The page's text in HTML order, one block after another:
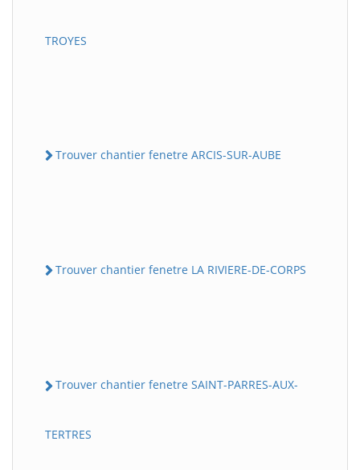
TROYES
Trouver chantier fenetre ARCIS-SUR-AUBE
Trouver chantier fenetre LA RIVIERE-DE-CORPS
Trouver chantier fenetre SAINT-PARRES-AUX-
TERTRES